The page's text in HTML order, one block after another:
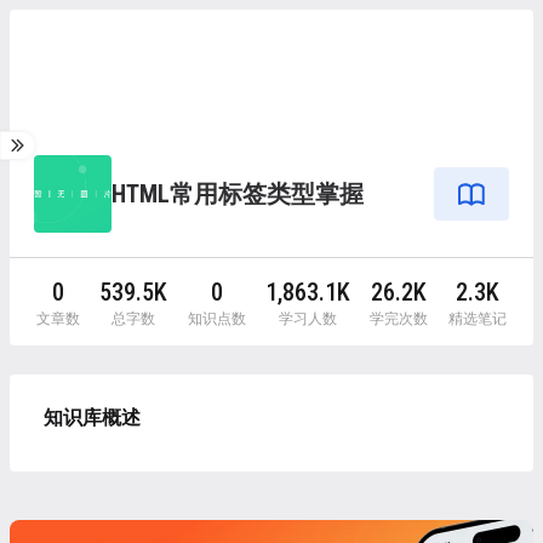
HTML常用标签类型掌握
0
文章数
539.5K
总字数
0
知识点数
1,863.1K
学习人数
26.2K
学完次数
2.3K
精选笔记
知识库概述